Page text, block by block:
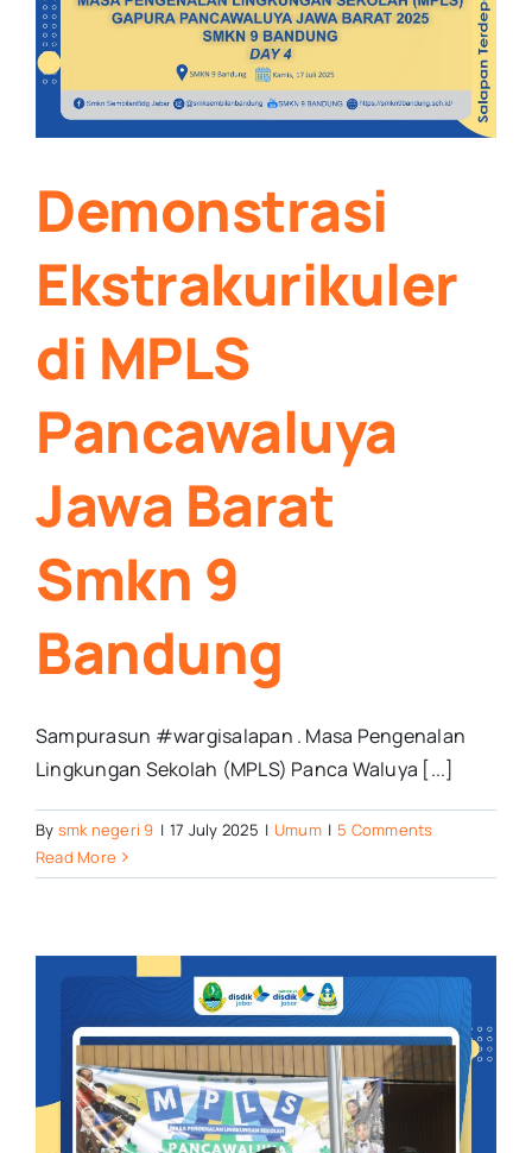
Demonstrasi
Ekstrakurikuler
di MPLS
Pancawaluya
Jawa Barat
Smkn 9
Bandung
Sampurasun #wargisalapan . Masa Pengenalan
Lingkungan Sekolah (MPLS) Panca Waluya [...]
By smk negeri 9 | 17 July 2025 | Umum | 5 Comments
Read More